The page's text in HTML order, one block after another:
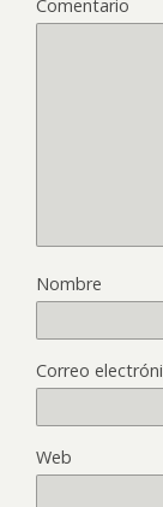
Comentario
Nombre
Correo
Web